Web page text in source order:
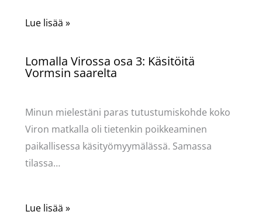
Lue lisää »
Lomalla Virossa osa 3: Käsitöitä
Vormsin saarelta
Minun mielestäni paras tutustumiskohde koko
Viron matkalla oli tietenkin poikkeaminen
paikallisessa käsityömyymälässä. Samassa
tilassa…
Lue lisää »